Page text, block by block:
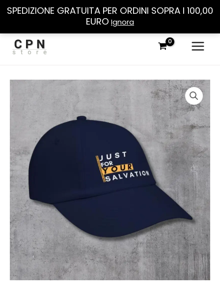
SPEDIZIONE GRATUITA PER ORDINI SOPRA I 100,00
EURO Ignora
Vai
contenuto